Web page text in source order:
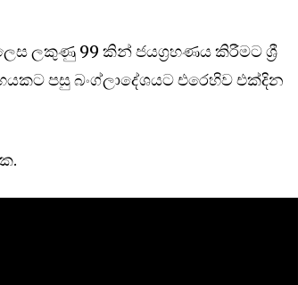
ලකුණු 99 කින් ජයග්‍රහණය කිරීමට ශ්‍රී
පසු බංග්ලාදේශයට එරෙහිව එක්දින